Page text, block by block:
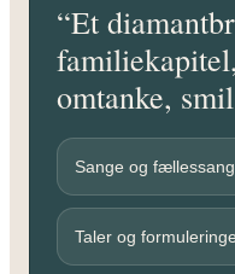
“Et
omtanke,
Sange og
Taler og